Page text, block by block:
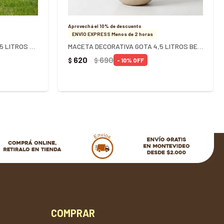
Aprovechá el 10% de descuento
ENVÍO EXPRESS Menos de 2 horas
$ 620 $690 10
COMPRAR